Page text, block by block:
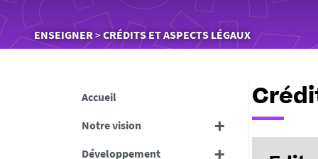
Vous
êtes
ENSEIGNER CRÉDITS ET ASPECTS LÉGAUX
Accueil
Notre vision
Développement